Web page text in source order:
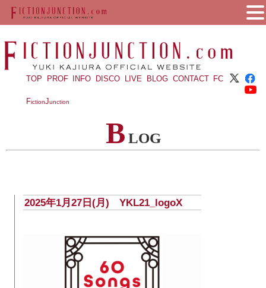
TOP PROF INFO DISCO LIVE BLOG CONTACT FC
FictionJunction
B LOG
2025年1月27日(月) YKL21_logoX